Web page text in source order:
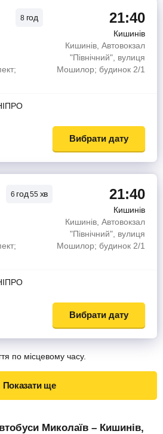
8 год 21:40
Кишинів
Кишинів, Автовокзал
"Північний", вулиця
Мошилор; будинок 2/1
Вибрати дату
6 год55 хв 21:40
Кишинів
Кишинів, Автовокзал
"Північний", вулиця
Мошилор; будинок 2/1
Вибрати дату
по місцевому часу.
Показати ще